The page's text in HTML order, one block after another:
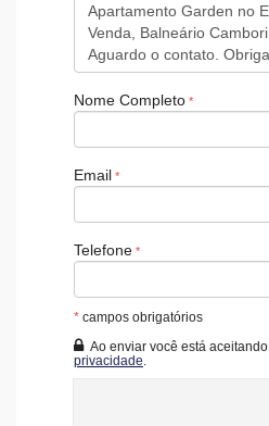
Pìscina Térmica
Entrada para Banhistas
Box de Praia
Acessibilidade para PNE
Nome Completo
Email
Telefone
* campos obrigatórios
Ao enviar você está aceitando
privacidade